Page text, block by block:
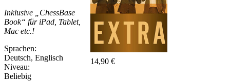
14,90 €
Inklusive „ChessBase
Book“ für iPad, Tablet,
Mac etc.!
Sprachen:
Deutsch, Englisch
Niveau:
Beliebig